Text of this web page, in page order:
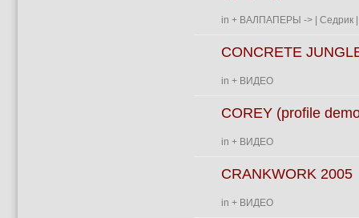
in + ВАЛПАПЕРЫ -> | Седрик |
CONCRETE
in + ВИДЕО
COREY (profile
in + ВИДЕО
CRANKWORK 2005
in + ВИДЕО